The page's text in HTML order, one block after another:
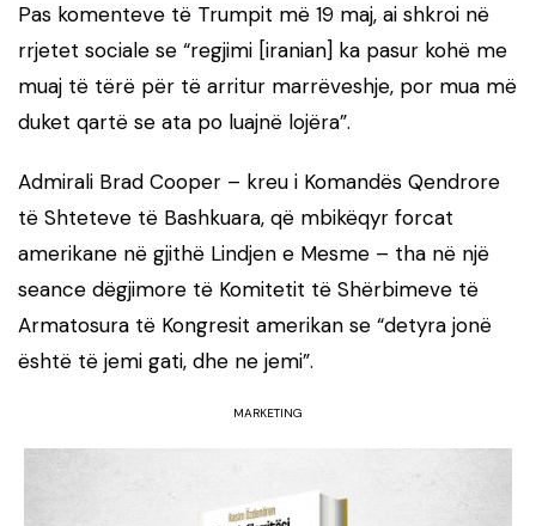
Pas komenteve të Trumpit më 19 maj, ai shkroi në
rrjetet sociale se “regjimi [iranian] ka pasur kohë me
muaj të tërë për të arritur marrëveshje, por mua më
duket qartë se ata po luajnë lojëra”.
Admirali Brad Cooper – kreu i Komandës Qendrore
të Shteteve të Bashkuara, që mbikëqyr forcat
amerikane në gjithë Lindjen e Mesme – tha në një
seance dëgjimore të Komitetit të Shërbimeve të
Armatosura të Kongresit amerikan se “detyra jonë
është të jemi gati, dhe ne jemi”.
MARKETING